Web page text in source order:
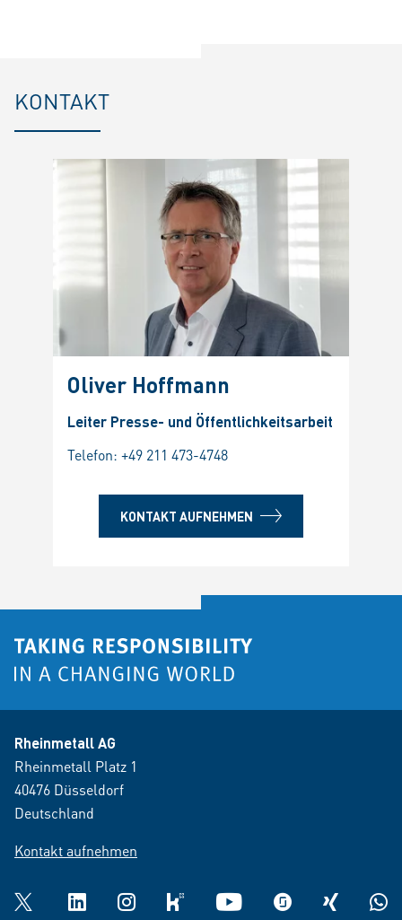
KONTAKT
Oliver Hoffmann
Leiter Presse- und Öffentlichkeitsarbeit
Telefon: +49 211 473-4748
KONTAKT AUFNEHMEN
Rheinmetall AG
Rheinmetall Platz 1
40476 Düsseldorf
Deutschland
Kontakt aufnehmen
Twitter LinkedInInstagramkununu YouTube glassdoorXING